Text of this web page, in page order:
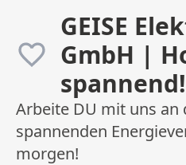
GEISE
GmbH |
spannend!
Arbeite DU mit uns an
spannenden
morgen!